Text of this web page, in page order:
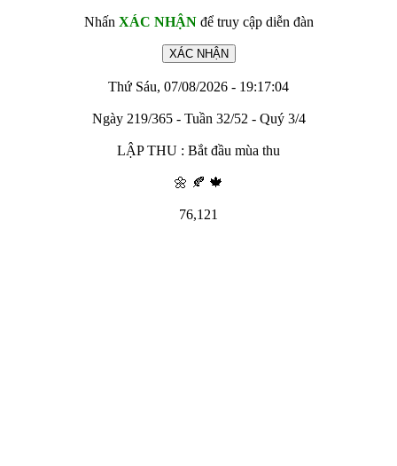
Nhấn XÁC NHẬNđể truy cập diễn đàn
Thứ Sáu, 07/08/2026 - 19:17:04
Ngày 219/365 - Tuần 32/52 - Quý 3/4
LẬP THU : Bắt đầu mùa thu
🌼 🍂 🍁
76,121